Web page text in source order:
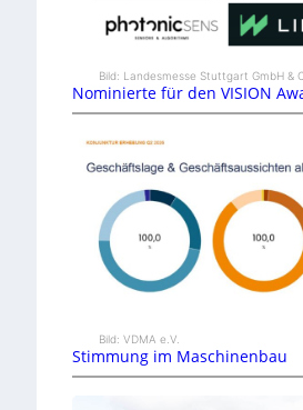
Bild: Landesmesse Stuttgart GmbH &
Nominierte für den VISION
Bild: VDMA e.V.
Stimmung im Maschinenbau